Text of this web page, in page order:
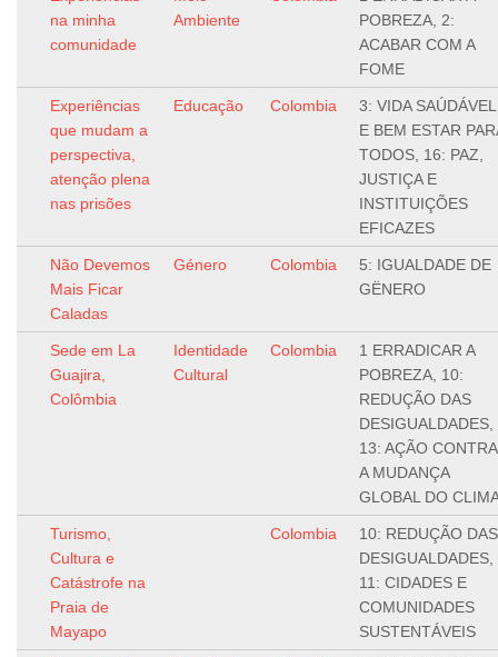
na minha
comunidade
Ambiente
POBREZA, 2:
ACABAR COM A
FOME
Experiências
que mudam a
perspectiva,
atenção plena
nas prisões
Educação Colombia
3: VIDA SAÚDÁVEL
E BEM ESTAR
TODOS, 16: PAZ,
JUSTIÇA E
INSTITUIÇÕES
EFICAZES
Não Devemos
Mais Ficar
Caladas
Género Colombia
5: IGUALDADE DE
GËNERO
Sede em La
Guajira,
Colômbia
Identidade
Cultural
Colombia
1 ERRADICAR A
POBREZA, 10:
REDUÇÃO DAS
DESIGUALDADES,
13: AÇÃO CONTRA
A MUDANÇA
GLOBAL DO
Turismo,
Cultura e
Catástrofe na
Praia de
Mayapo
Colombia
10: REDUÇÃO DAS
DESIGUALDADES,
11: CIDADES E
COMUNIDADES
SUSTENTÁVEIS